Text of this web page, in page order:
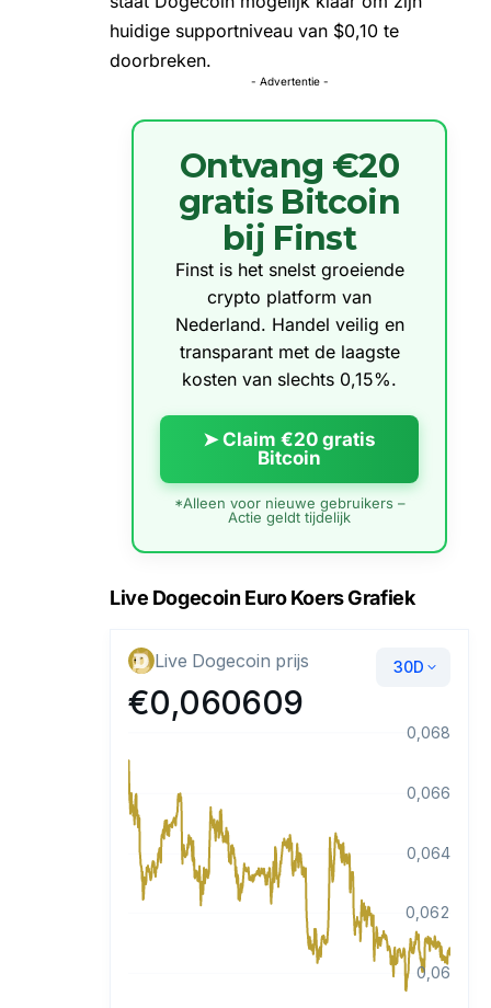
huidige supportniveau van $0,10 te
doorbreken.
- Advertentie -
Ontvang €20
gratis Bitcoin
bij Finst
Finst is het snelst groeiende
crypto platform van
Nederland. Handel veilig en
transparant met de laagste
kosten van slechts 0,15%.
➤ Claim €20 gratis
Bitcoin
*Alleen voor nieuwe gebruikers –
Actie geldt tijdelijk
Live Dogecoin Euro Koers Grafiek